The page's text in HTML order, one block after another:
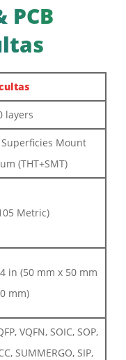
PCB
layers
Superficies Mount
(THT+SMT)
Metric)
in (50 mm x 50 mm
mm)
VQFN, SOIC, SOP,
SUMMERGO, SIP,